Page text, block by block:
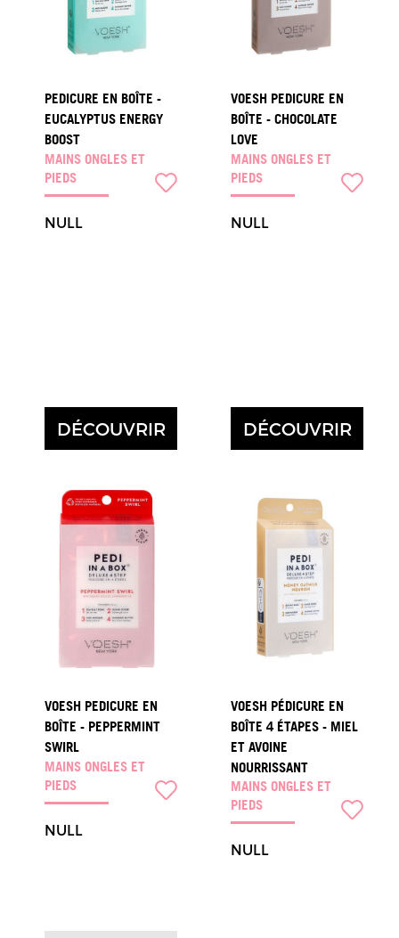
PEDICURE EN BOÎTE -
EUCALYPTUS ENERGY
BOOST
MAINS ONGLES ET
PIEDS
NULL
DÉCOUVRIR
VOESH PEDICURE EN
BOÎTE - CHOCOLATE
LOVE
MAINS ONGLES ET
PIEDS
NULL
DÉCOUVRIR
VOESH PEDICURE EN
BOÎTE - PEPPERMINT
SWIRL
MAINS ONGLES ET
PIEDS
NULL
VOESH PÉDICURE EN
BOÎTE 4 ÉTAPES - MIEL
ET AVOINE
NOURRISSANT
MAINS ONGLES ET
PIEDS
NULL